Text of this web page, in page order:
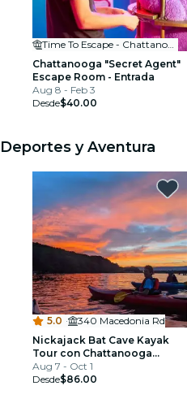
Time To Escape - Chattanooga Escape Room
Chattanooga "Secret Agent"
Escape Room - Entrada
Aug 8 - Feb 3
Desde$40.00
Deportes y Aventura
5.0 ·
340 Macedonia Rd
Nickajack Bat Cave Kayak
Tour con Chattanooga
Guided Adventures
Aug 7 - Oct 1
Desde$86.00